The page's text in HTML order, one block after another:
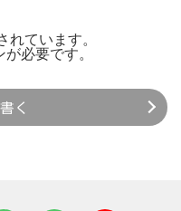
れています。
が必要です。
く